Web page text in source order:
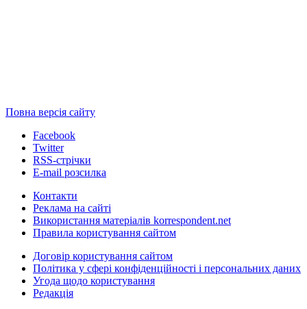
Повна версія сайту
Facebook
Twitter
RSS-стрічки
E-mail розсилка
Контакти
Реклама на сайті
Використання матеріалів korrespondent.net
Правила користування сайтом
Договір користування сайтом
Політика у сфері конфіденційності і персональних даних
Угода щодо користування
Редакція